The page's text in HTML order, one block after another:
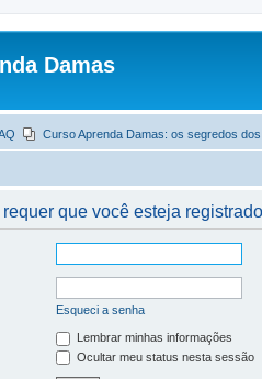
Damas
Curso Aprenda Damas: os segredos
que você esteja
Esqueci a senha
Lembrar minhas informações
Ocultar meu status nesta sessão